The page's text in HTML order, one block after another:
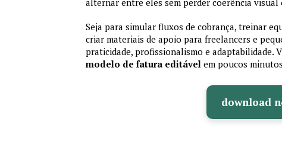
alternar entre eles sem perder coerência visual
Seja para simular fluxos de cobrança, treinar
criar materiais de apoio para freelancers e
praticidade, profissionalismo e adaptabilidade.
modelo de fatura editável em poucos
download